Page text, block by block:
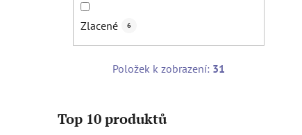
Zlacené 6
Položek k zobrazení: 31
Top 10 produktů